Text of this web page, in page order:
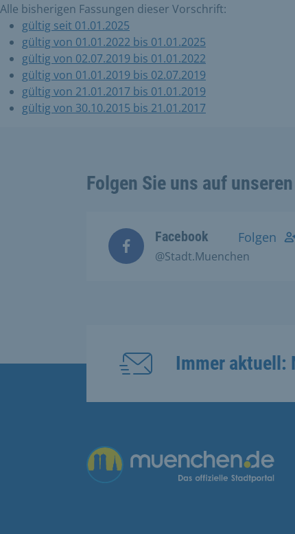
Alle bisherigen Fassungen dieser Vorschrift:
gültig seit 01.01.2025
gültig von 01.01.2022 bis 01.01.2025
gültig von 02.07.2019 bis 01.01.2022
gültig von 01.01.2019 bis 02.07.2019
gültig von 21.01.2017 bis 01.01.2019
gültig von 30.10.2015 bis 21.01.2017
Folgen Sie uns auf
Facebook
@Stadt.Muenchen
Folgen
Immer aktuell:
Übergreifende Links